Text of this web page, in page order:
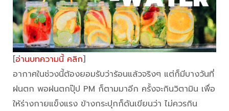
[อ่านบทความนี้ คลิก]
อากาศในช่วงนี้ต้องยอมรับว่าร้อนแล้วจริงๆ แต่ก็มีบางวันที่
ฝนตก พอฝนตกปุ๊ป PM ก็ตามมาอีก ครั้งจะกินวิตามิน เพื่อ
ให้ร่างกายแข็งแรง ข้างกระปุกก็ดันเขียนว่า ไม่ควรกิน